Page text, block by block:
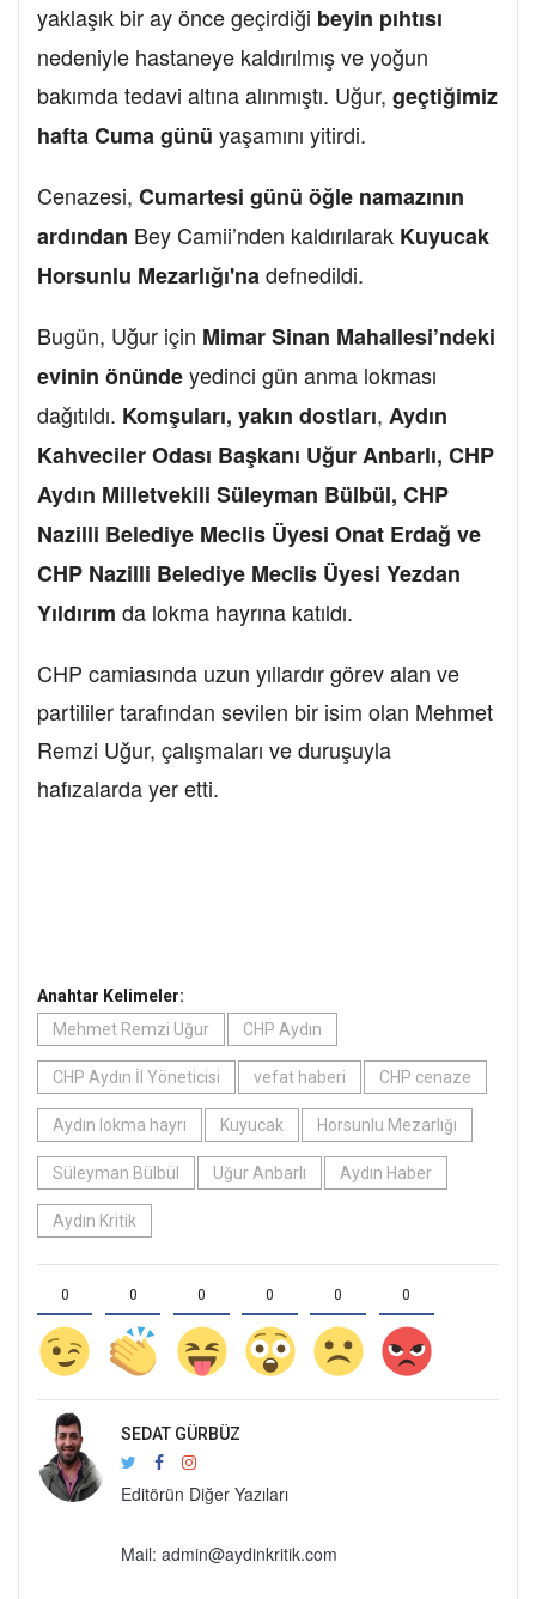
yaklaşık bir ay önce geçirdiği beyin pıhtısı
nedeniyle hastaneye kaldırılmış ve yoğun
bakımda tedavi altına alınmıştı. Uğur, geçtiğimiz
hafta Cuma günü yaşamını yitirdi.
Cenazesi, Cumartesi günü öğle namazının
ardından Bey Camii’nden kaldırılarak Kuyucak
Horsunlu Mezarlığı'nadefnedildi.
Bugün, Uğur için Mimar Sinan Mahallesi’ndeki
evinin önündeyedinci gün anma lokması
dağıtıldı. Komşuları, yakın dostları, Aydın
Kahveciler Odası Başkanı Uğur Anbarlı, CHP
Aydın Milletvekili Süleyman Bülbül, CHP
Nazilli Belediye Meclis Üyesi Onat Erdağ ve
CHP Nazilli Belediye Meclis Üyesi Yezdan
Yıldırım da lokma hayrına katıldı.
CHP camiasında uzun yıllardır görev alan ve
partililer tarafından sevilen bir isim olan Mehmet
Remzi Uğur, çalışmaları ve duruşuyla
hafızalarda yer etti.
Anahtar Kelimeler:
Mehmet Remzi Uğur
CHP Aydın
CHP Aydın İl Yöneticisi vefat haberi CHP cenaze
Aydın lokma hayrı Kuyucak Horsunlu Mezarlığı
Süleyman Bülbül Uğur Anbarlı Aydın Haber
Aydın Kritik
0 0 0 0 0 0
SEDAT GÜRBÜZ
Editörün Diğer Yazıları
Mail: admin@aydinkritik.com